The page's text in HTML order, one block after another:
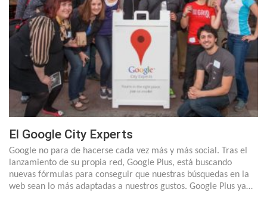
El Google City Experts
Google no para de hacerse cada vez más y más social. Tras el
lanzamiento de su propia red, Google Plus, está buscando
nuevas fórmulas para conseguir que nuestras búsquedas en la
web sean lo más adaptadas a nuestros gustos. Google Plus ya…